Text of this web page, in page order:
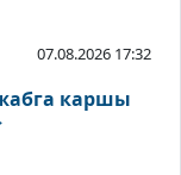
07.08.2026 17:32
каршы